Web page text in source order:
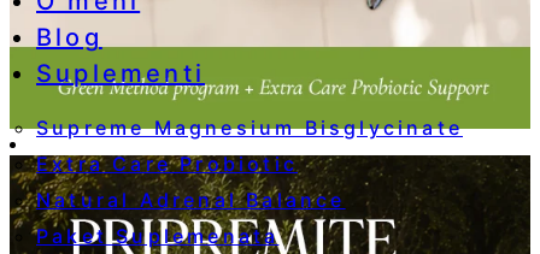
Blog
Suplementi
Supreme Magnesium Bisglycinate
Extra Care Probiotic
Natural Adrenal Balance
Paket Suplemenata